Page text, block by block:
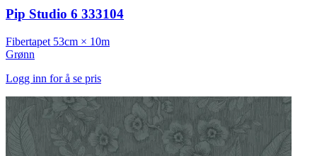
Pip Studio 6 333104
Fibertapet 53cm × 10m
Grønn
Logg inn for å se pris